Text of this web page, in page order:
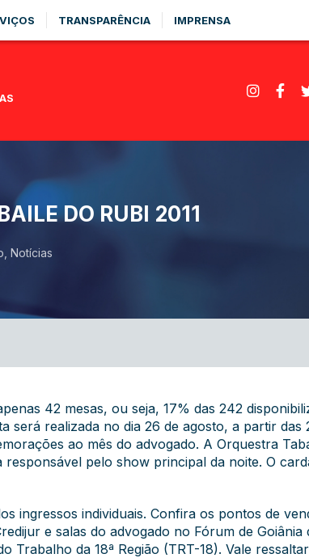
TRANSPARÊNCIA IMPRENSA
DO RUBI 2011
Notícias
42 mesas, ou seja, 17% das 242
será realizada no dia 26 de agosto, a partir das
ao mês do advogado. A Orquestra
pelo show principal da noite. O
ingressos individuais. Confira os pontos de
e salas do advogado no Fórum de Goiânia
Trabalho da 18ª Região (TRT-18). Vale